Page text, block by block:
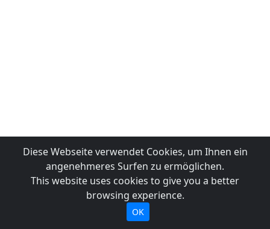
Diese Webseite verwendet Cookies, um Ihnen ein
angenehmeres Surfen zu ermöglichen.
This website uses cookies to give you a better
browsing experience.
OK